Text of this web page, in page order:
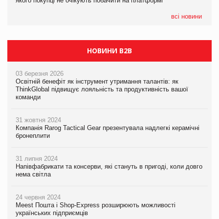
всі новини
НОВИНИ B2B
03 березня 2026
Освітній бенефіт як інструмент утримання талантів: як
ThinkGlobal підвищує лояльність та продуктивність вашої
команди
31 жовтня 2024
Компанія Rarog Tactical Gear презентувала надлегкі керамічні
бронеплити
31 липня 2024
Напівфабрикати та консерви, які стануть в пригоді, коли довго
нема світла
24 червня 2024
Meest Пошта і Shop-Express розширюють можливості
українських підприємців